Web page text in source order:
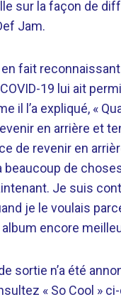
sur la façon de
Jam.
fait
19 lui ait
il l’a expliqué, «
en arrière et
de revenir en
beaucoup de
Je suis
je le voulais
encore
sortie n’a été
« So Cool »